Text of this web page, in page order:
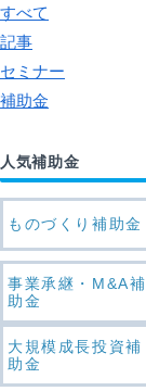
すべて
記事
セミナー
補助金
人気補助金
ものづくり補助金
事業承継・M&A補
助金
大規模成長投資補
助金